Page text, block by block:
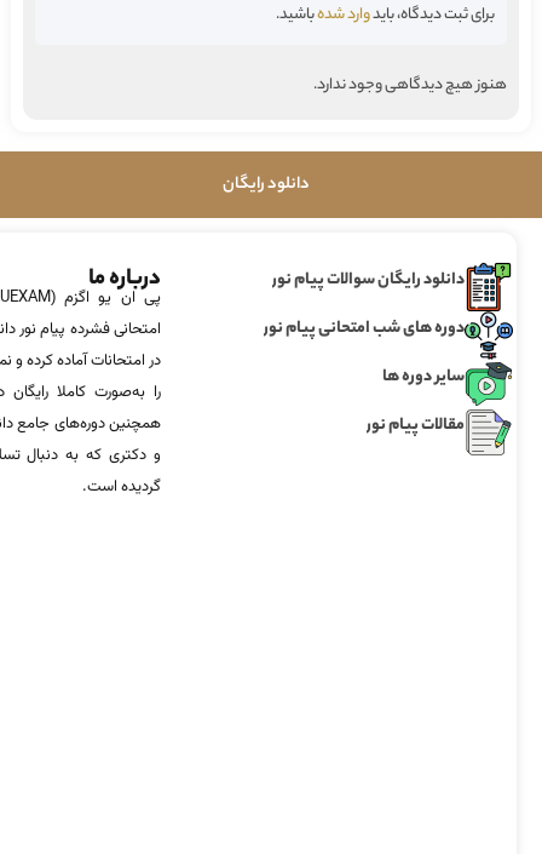
برای ثبت دیدگاه، بایدوارد شدهباشید.
هنوز هیچ دیدگاهی وجود ندارد.
دانلود رایگان
دانلود رایگان سوالات پیام نور
دوره های شب امتحانی پیام نور
سایر دوره ها
مقالات پیام نور
درباره ما
امتحانی فشرده پیام نور
در امتحانات آماده‌ کرده
را به‌صورت کاملا
همچنین دوره‌های جامع
و دکتری که به دنبال
گردیده است.